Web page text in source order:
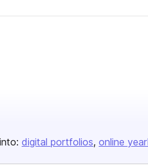
digital portfolios online